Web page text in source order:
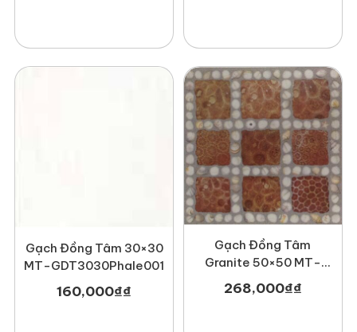
Gạch Đồng Tâm 30×30
MT-GDT3030Phale001
160,000₫₫
Gạch Đồng Tâm
Granite 50×50 MT-
268,000₫₫